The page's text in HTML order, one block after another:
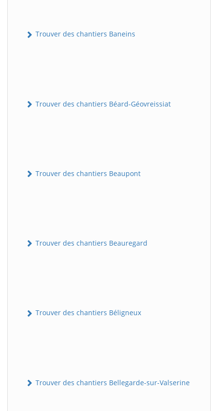
Trouver des chantiers Baneins
Trouver des chantiers Béard-Géovreissiat
Trouver des chantiers Beaupont
Trouver des chantiers Beauregard
Trouver des chantiers Béligneux
Trouver des chantiers Bellegarde-sur-Valserine